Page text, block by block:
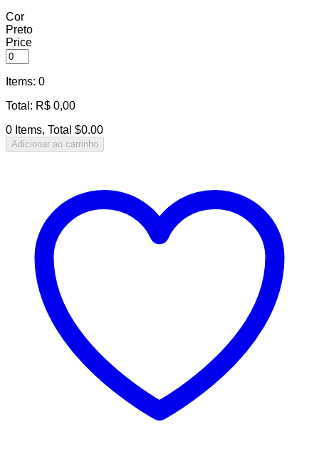
Cor
Preto
Price
Items: 0
Total : R$ 0,00
0 Items, Total $0.00
Adicionar ao carrinho